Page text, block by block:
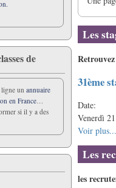
Les
31ème
Date:
Venerdì
Voir plus...
Les
les
de
ligne unannuaire
en France…
si il y a des